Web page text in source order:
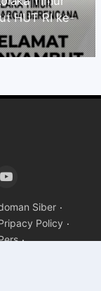
Minta
Siber
Policy